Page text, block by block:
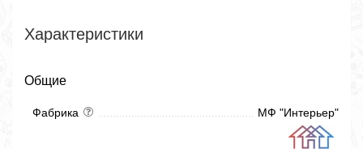
Характеристики
Общие
Фабрика МФ "Интерьер"